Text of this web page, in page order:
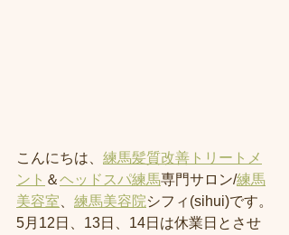
こんにちは、 練馬髪質改善トリートメ
ント ＆ヘッドスパ練馬専門サロン/練馬
美容室
練馬美容院シフィ(sihui)です。
5月12日、13日、14日は休業日とさせ